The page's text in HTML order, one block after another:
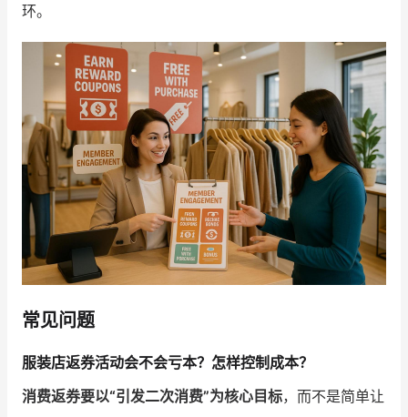
环。
常见问题
服装店返券活动会不会亏本？怎样控制成本？
消费返券要以“引发二次消费”为核心目标，而不是简单让